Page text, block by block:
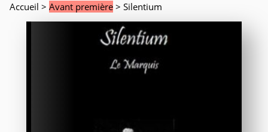
Accueil > Avant première > Silentium